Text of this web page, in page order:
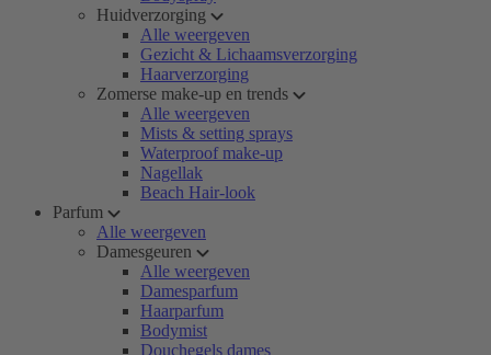
Huidverzorging
Alle weergeven
Gezicht & Lichaamsverzorging
Haarverzorging
Zomerse make-up en trends
Alle weergeven
Mists & setting sprays
Waterproof make-up
Nagellak
Beach Hair-look
Parfum
Alle weergeven
Damesgeuren
Alle weergeven
Damesparfum
Haarparfum
Bodymist
Douchegels dames